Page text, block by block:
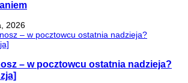
2026
– w pocztowcu ostatnia nadzieja?